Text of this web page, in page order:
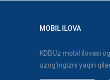
MOBIL ILOVA
KDBUz mobil ilovasi
uzog'ingizni yaqin